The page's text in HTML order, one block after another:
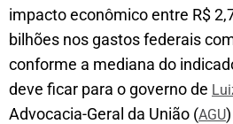
impacto econômico entre R$
bilhões nos gastos federais
conforme a mediana do
deve ficar para o governo de
Advocacia-Geral da União (AGU